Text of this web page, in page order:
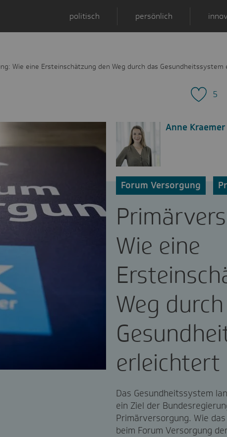
politisch persönlich
Wie eine Ersteinschätzung den Weg durch das
5
Anne Kraemer
Forum Versorgung
Wie eine
Weg
erleichtert
Das Gesundheitssystem
ein Ziel der
Primärversorgung. Wie
beim Forum Versorgung